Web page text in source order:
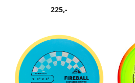
225,-